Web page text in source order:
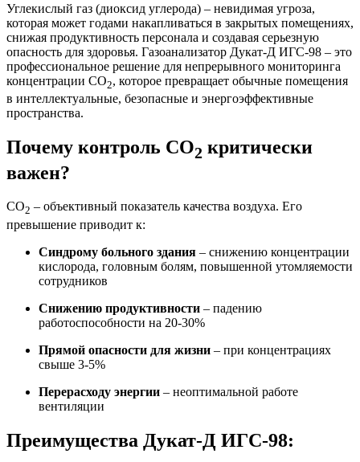
Углекислый газ (диоксид углерода) – невидимая угроза,
которая может годами накапливаться в закрытых помещениях,
снижая продуктивность персонала и создавая серьезную
опасность для здоровья. Газоанализатор Дукат-Д ИГС-98 – это
профессиональное решение для непрерывного мониторинга
концентрации СО2, которое превращает обычные помещения
в интеллектуальные, безопасные и энергоэффективные
пространства.
Почему контроль СО2 критически
важен?
CO2 – объективный показатель качества воздуха. Его
превышение приводит к:
Синдрому больного здания – снижению концентрации
кислорода, головным болям, повышенной утомляемости
сотрудников
Снижению продуктивности – падению
работоспособности на 20-30%
Прямой опасности для жизни – при концентрациях
свыше 3-5%
Перерасходу энергии – неоптимальной работе
вентиляции
Преимущества Дукат-Д ИГС-98: